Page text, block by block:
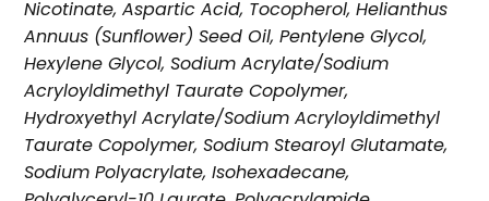
Nicotinate, Aspartic Acid, Tocopherol, Helianthus
Annuus (Sunflower) Seed Oil, Pentylene Glycol,
Hexylene Glycol, Sodium Acrylate/Sodium
Acryloyldimethyl Taurate Copolymer,
Hydroxyethyl Acrylate/Sodium Acryloyldimethyl
Taurate Copolymer, Sodium Stearoyl Glutamate,
Sodium Polyacrylate, Isohexadecane,